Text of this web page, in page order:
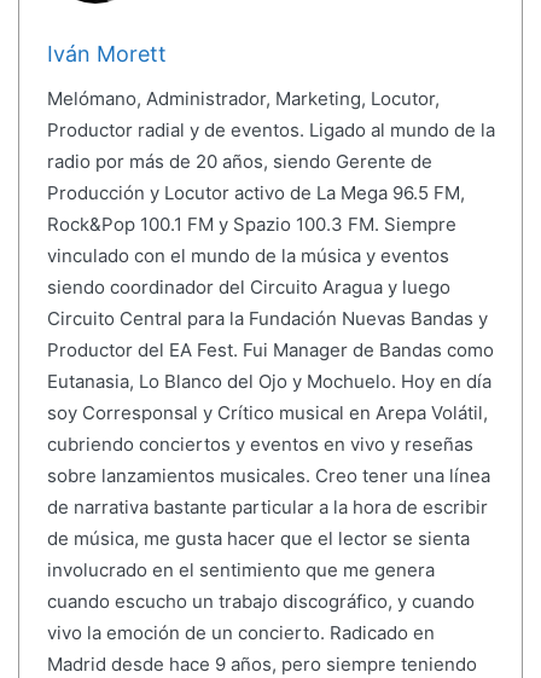
Iván Morett
Melómano, Administrador, Marketing, Locutor,
Productor radial y de eventos. Ligado al mundo de la
radio por más de 20 años, siendo Gerente de
Producción y Locutor activo de La Mega 96.5 FM,
Rock&Pop 100.1 FM y Spazio 100.3 FM. Siempre
vinculado con el mundo de la música y eventos
siendo coordinador del Circuito Aragua y luego
Circuito Central para la Fundación Nuevas Bandas y
Productor del EA Fest. Fui Manager de Bandas como
Eutanasia, Lo Blanco del Ojo y Mochuelo. Hoy en día
soy Corresponsal y Crítico musical en Arepa Volátil,
cubriendo conciertos y eventos en vivo y reseñas
sobre lanzamientos musicales. Creo tener una línea
de narrativa bastante particular a la hora de escribir
de música, me gusta hacer que el lector se sienta
involucrado en el sentimiento que me genera
cuando escucho un trabajo discográfico, y cuando
vivo la emoción de un concierto. Radicado en
Madrid desde hace 9 años, pero siempre teniendo